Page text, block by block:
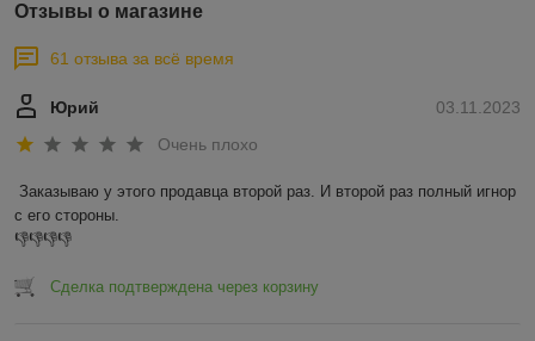
Отзывы о магазине
61 отзыва за всё время
03.11.2023
Юрий
Очень плохо
Заказываю у этого продавца второй раз. И второй раз полный игнор
с его стороны.
👎👎👎👎
Сделка подтверждена через корзину